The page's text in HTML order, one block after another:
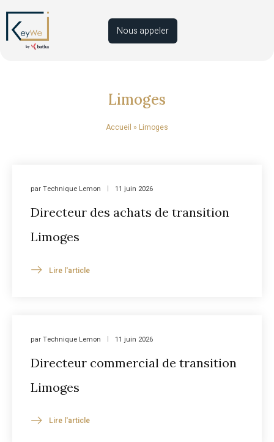
Nous appeler
Limoges
Accueil » Limoges
parTechnique Lemon 11 juin 2026
Directeur des achats de transition
Limoges
Lire l'article
parTechnique Lemon 11 juin 2026
Directeur commercial de transition
Limoges
Lire l'article